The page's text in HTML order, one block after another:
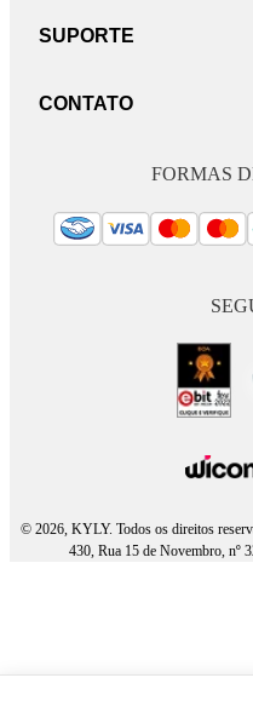
SUPORTE
CONTATO
FORMAS
© 2026, KYLY. Todos os direitos
430, Rua 15 de Novembro, nº